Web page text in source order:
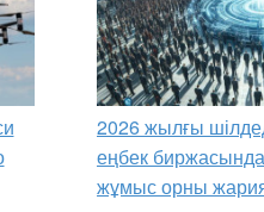
2026 жылғы
еңбек
жұмыс орны